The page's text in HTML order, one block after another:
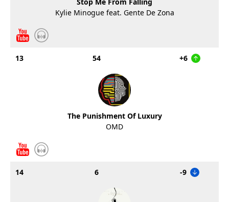
Kylie Minogue feat. Gente De Zona
13 54 +6
The Punishment Of Luxury
OMD
14 6 -9